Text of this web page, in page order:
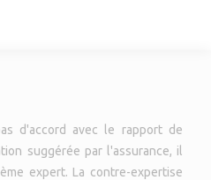
d'accord avec le rapport de
suggérée par l'assurance, il
expert. La contre-expertise